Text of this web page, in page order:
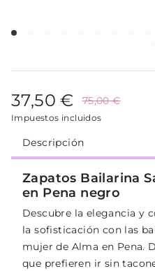
37,50 € 75,00 €
Impuestos incluidos
Descripción
Zapatos Bailarina
en Pena negro
Descubre la elegancia y
la sofisticación con las
mujer de Alma en Pena.
que prefieren ir sin